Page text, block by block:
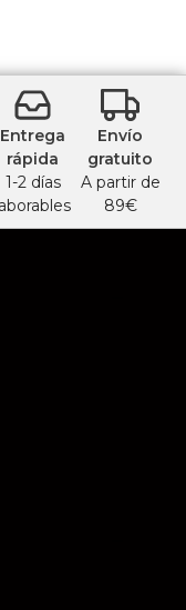
Entrega
rápida
1-2 días
Envío
gratuito
A partir de
89€